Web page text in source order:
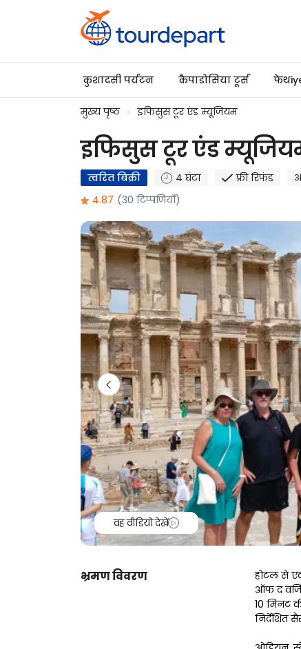
कुशादसी पर्यटन कैपाडोसिया टूर्स
मुख्य पृष्ठ इफिसुस टूर एंड म्यूजियम
इफिसुस टूर एंड
त्वरित बिक्री 4 घंटा फ्री रिफंड
4.87 (30 टिप्पणियाँ)
वह वीडियो देखें
भ्रमण विवरण
होटल से
ऑफ द
10 मिनट
निर्देशित